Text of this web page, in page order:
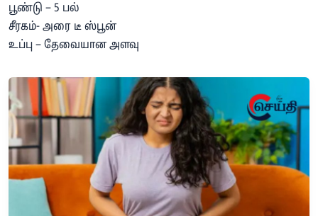
பூண்டு – 5 பல்
சீரகம்- அரை டீ ஸ்பூன்
உப்பு – தேவையான அளவு